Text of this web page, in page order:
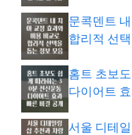
문콕덴트
합리적 선
홈트 초보
다이어트
서울 디테